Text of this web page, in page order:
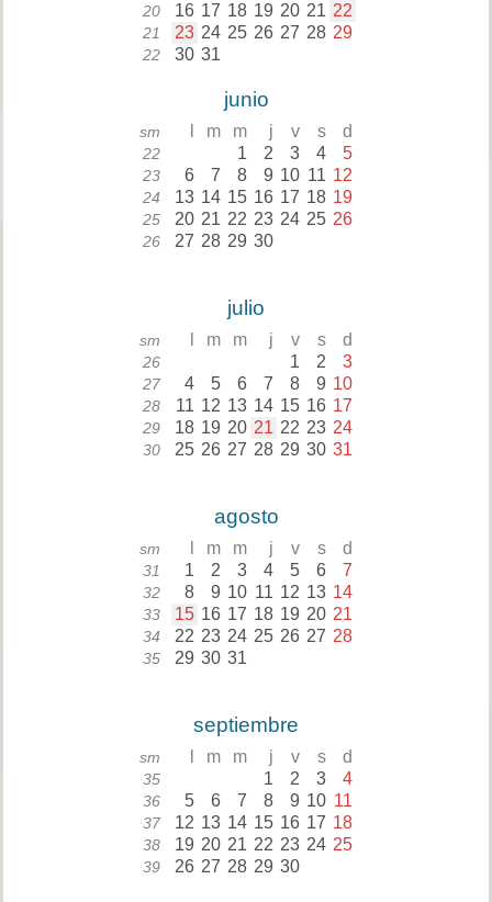
20 16 17 18 19 20 21 22
21 23 24 25 26 27 28 29
22 30 31
junio
sm m m j v s d
22 1 2 3 4 5
23 6 7 8 9 10 11 12
24 13 14 15 16 17 18 19
25 20 21 22 23 24 25 26
26 27 28 29 30
julio
sm m m j v s d
26 1 2 3
27 4 5 6 7 8 9 10
28 11 12 13 14 15 16 17
29 18 19 20 21 22 23 24
30 25 26 27 28 29 30 31
agosto
sm m m j v s d
31 1 2 3 4 5 6 7
32 8 9 10 11 12 13 14
33 15 16 17 18 19 20 21
34 22 23 24 25 26 27 28
35 29 30 31
septiembre
sm m m j v s d
35 1 2 3 4
36 5 6 7 8 9 10 11
37 12 13 14 15 16 17 18
38 19 20 21 22 23 24 25
39 26 27 28 29 30